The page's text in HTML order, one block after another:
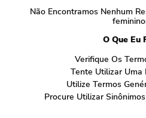
Não Encontramos Nenhum
O Que Eu
Verifique Os
Tente Utilizar Uma
Utilize Termos
Procure Utilizar